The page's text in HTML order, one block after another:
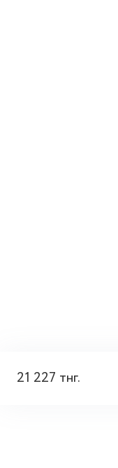
21 227 тнг.